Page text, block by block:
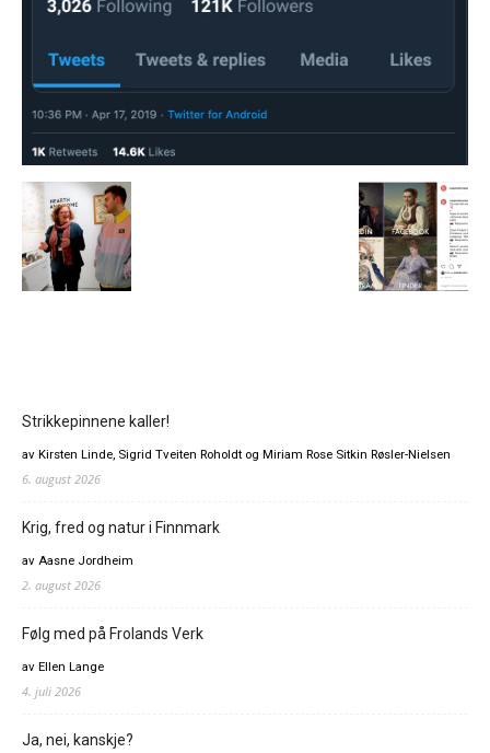
Strikkepinnene kaller!
av Kirsten Linde, Sigrid Tveiten Roholdt og Miriam Rose Sitkin Røsler-Nielsen
6. august 2026
Krig, fred og natur i Finnmark
av Aasne Jordheim
2. august 2026
Følg med på Frolands Verk
av Ellen Lange
4. juli 2026
Ja, nei, kanskje?